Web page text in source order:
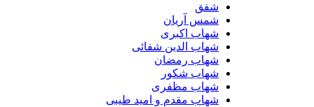
شمس آریان
شهاب اکبری
شهاب الدین شفائی
شهاب رمضان
شهاب شکور
شهاب مظفری
شهاب مقدم و امید طیبی